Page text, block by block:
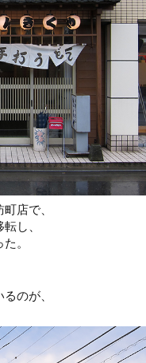
店で、
し、
。
のが、